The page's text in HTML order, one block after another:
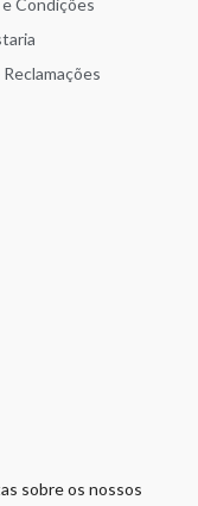
Condições
sobre os nossos